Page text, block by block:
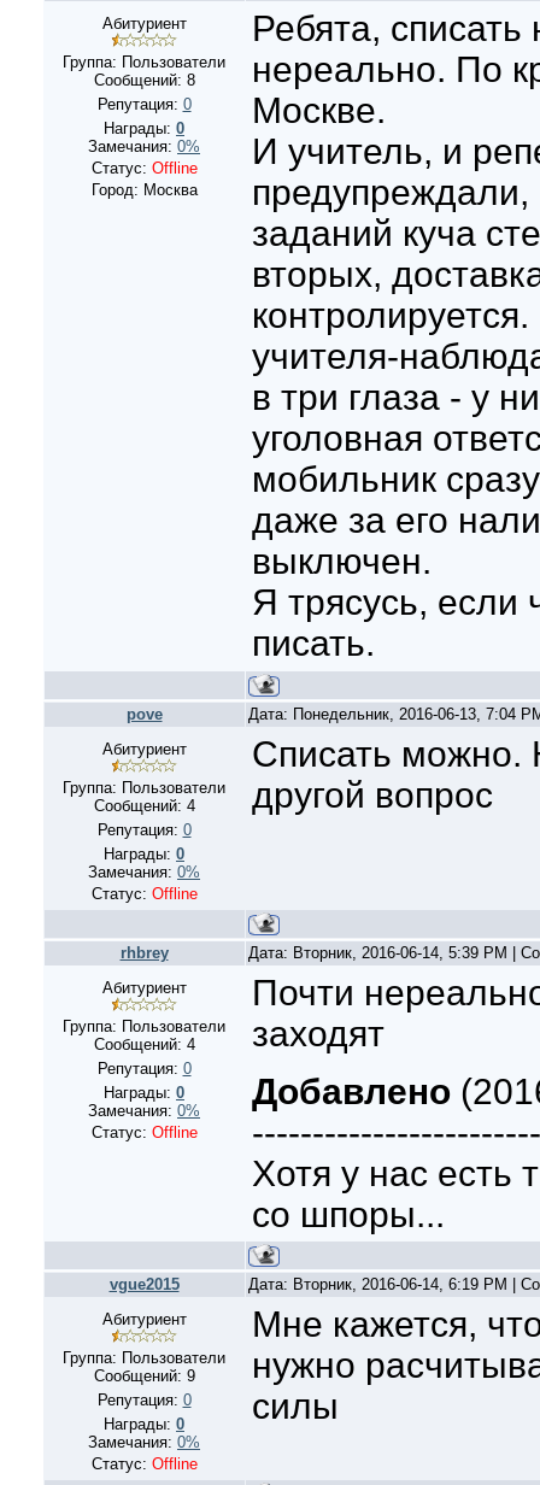
Абитуриент
Группа: Пользователи
Сообщений: 8
Репутация: 0
Награды: 0
Замечания: 0%
Статус: Offline
Город: Москва
Ребята,
нереально. По
Москве.
И учитель, и
предупреждали,
заданий куча
вторых,
учителя-
в три глаза - у
уголовная
мобильник
даже за его
выключен.
Я трясусь, если
писать.
pove
Дата: Понедельник, 2016-06-13, 7:04
Абитуриент
Группа: Пользователи
Сообщений: 4
Репутация: 0
Награды: 0
Замечания: 0%
Статус: Offline
Списать можно.
другой вопрос
rhbrey
Дата: Вторник, 2016-06-14, 5:39 PM |
Абитуриент
Группа: Пользователи
Сообщений: 4
Репутация: 0
Награды: 0
Замечания: 0%
Статус: Offline
Почти
заходят
Добавлено
Хотя у нас есть
со шпоры...
vgue2015
Дата: Вторник, 2016-06-14, 6:19 PM |
Абитуриент
Группа: Пользователи
Сообщений: 9
Репутация: 0
Награды: 0
Замечания: 0%
Статус: Offline
Мне кажется,
нужно
силы